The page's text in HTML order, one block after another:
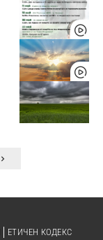
ЕТИЧЕН КОДЕКС